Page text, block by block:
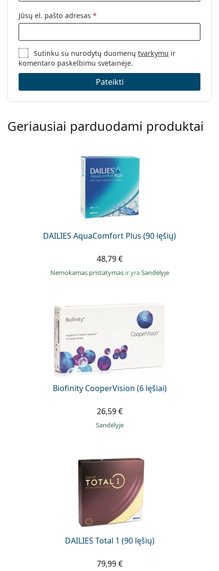
Jūsų el. pašto adresas *
Sutinku su nurodytų duomenųtvarkymu ir
komentaro paskelbimu svetainėje.
Pateikti
Geriausiai parduodami produktai
DAILIES AquaComfort Plus (90 lęšių)
48,79 €
Nemokamas pristatymas ir yraSandėlyje
Biofinity CooperVision (6 lęšiai)
26,59 €
Sandėlyje
DAILIES Total 1 (90 lęšių)
79,99 €